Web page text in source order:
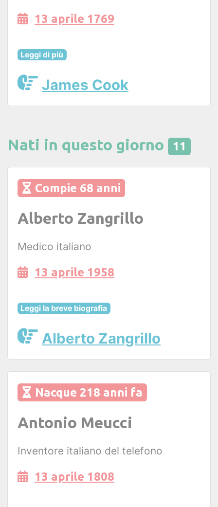
13 aprile 1769
Leggi di più
James Cook
Nati in questo giorno 11
Compie 68 anni
Alberto Zangrillo
Medico italiano
13 aprile 1958
Leggi la breve biografia
Alberto Zangrillo
Nacque 218 anni fa
Antonio Meucci
Inventore italiano del telefono
13 aprile 1808